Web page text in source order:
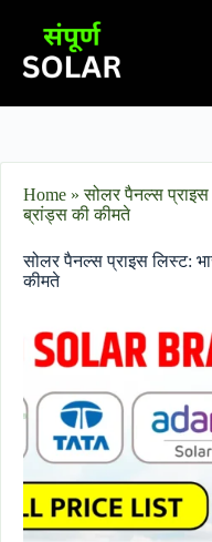
Home »सोलर पैनल्स
ब्रांड्स की कीमते
सोलर पैनल्स प्राइस लिस्ट:
कीमते